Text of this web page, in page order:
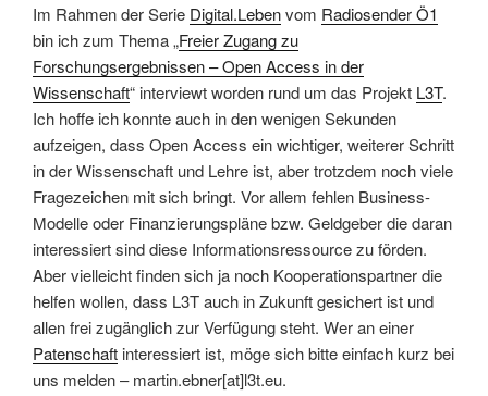
Im Rahmen der Serie Digital.Lebenvom Radiosender Ö1
bin ich zum Thema „Freier Zugang zu
Forschungsergebnissen – Open Access in der
Wissenschaft“ interviewt worden rund um das Projekt L3T.
Ich hoffe ich konnte auch in den wenigen Sekunden
aufzeigen, dass Open Access ein wichtiger, weiterer Schritt
in der Wissenschaft und Lehre ist, aber trotzdem noch viele
Fragezeichen mit sich bringt. Vor allem fehlen Business-
Modelle oder Finanzierungspläne bzw. Geldgeber die daran
interessiert sind diese Informationsressource zu förden.
Aber vielleicht finden sich ja noch Kooperationspartner die
helfen wollen, dass L3T auch in Zukunft gesichert ist und
allen frei zugänglich zur Verfügung steht. Wer an einer
Patenschaft interessiert ist, möge sich bitte einfach kurz bei
uns melden – martin.ebner[at]l3t.eu.